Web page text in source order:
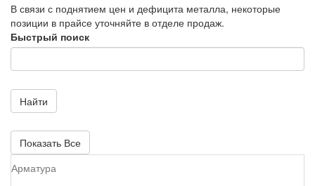
В связи с поднятием цен и дефицита металла, некоторые
позиции в прайсе уточняйте в отделе продаж.
Быстрый поиск
Найти
Показать Все
Арматура